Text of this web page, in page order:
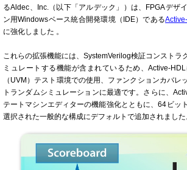
るAldec、Inc.（以下「アルデック」）は、FPGAデザ
ン用Windowsベース統合開発環境（IDE）である
に強化しました 。
これらの拡張機能には、SystemVerilog検証コンストラ
ミュレートする機能が含まれているため、Active-
（UVM）テスト環境での使用、ファンクションカバレ
トランダムシミュレーションに最適です。さらに、
テートマシンエディターの機能強化とともに、64ビッ
選択された一般的な構成にデフォルトで追加されました